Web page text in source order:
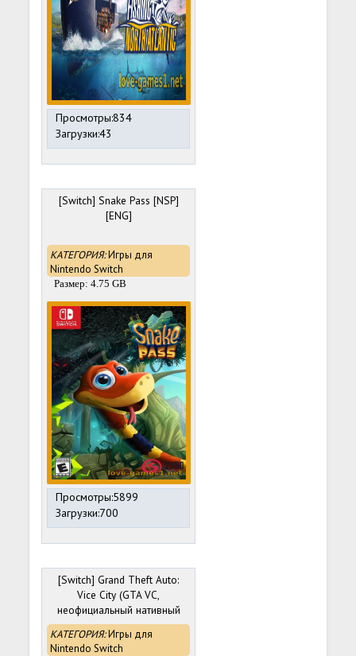
Просмотры:834
Загрузки:43
[Switch] Snake Pass [NSP]
[ENG]
КАТЕГОРИЯ:Игры для
Nintendo Switch
Размер: 4.75 GB
Просмотры:5899
Загрузки:700
[Switch] Grand Theft Auto:
Vice City (GTA VC,
неофициальный нативный
порт reVC) [NSP]
[RUS/Multi6]
КАТЕГОРИЯ:Игры для
Nintendo Switch